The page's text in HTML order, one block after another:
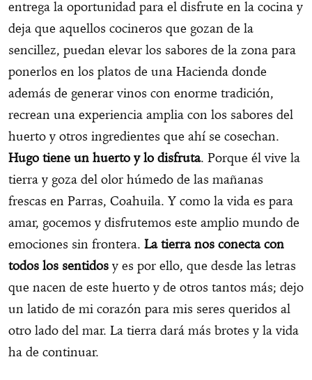
entrega la oportunidad para el disfrute en la cocina y
deja que aquellos cocineros que gozan de la
sencillez, puedan elevar los sabores de la zona para
ponerlos en los platos de una Hacienda donde
además de generar vinos con enorme tradición,
recrean una experiencia amplia con los sabores del
huerto y otros ingredientes que ahí se cosechan.
Hugo tiene un huerto y lo disfruta. Porque él vive la
tierra y goza del olor húmedo de las mañanas
frescas en Parras, Coahuila. Y como la vida es para
amar, gocemos y disfrutemos este amplio mundo de
emociones sin frontera. La tierra nos conecta con
todos los sentidos y es por ello, que desde las letras
que nacen de este huerto y de otros tantos más; dejo
un latido de mi corazón para mis seres queridos al
otro lado del mar. La tierra dará más brotes y la vida
ha de continuar.